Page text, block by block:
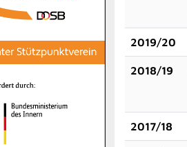
2019/20
2018/19
2017/18